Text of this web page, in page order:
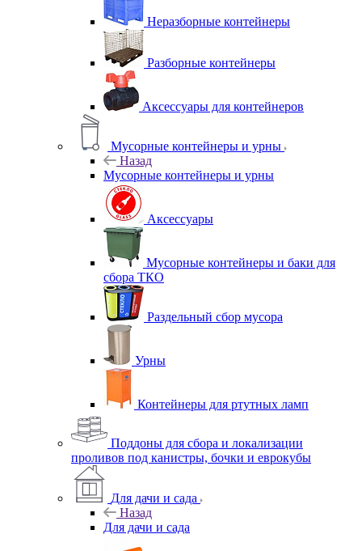
Неразборные контейнеры
Разборные контейнеры
Аксессуары для контейнеров
Мусорные контейнеры и урны
Назад
Мусорные контейнеры и урны
Аксессуары
Мусорные контейнеры и баки для
сбора ТКО
Раздельный сбор мусора
Урны
Контейнеры для ртутных ламп
Поддоны для сбора и локализации
проливов под канистры, бочки и еврокубы
Для дачи и сада
Назад
Для дачи и сада